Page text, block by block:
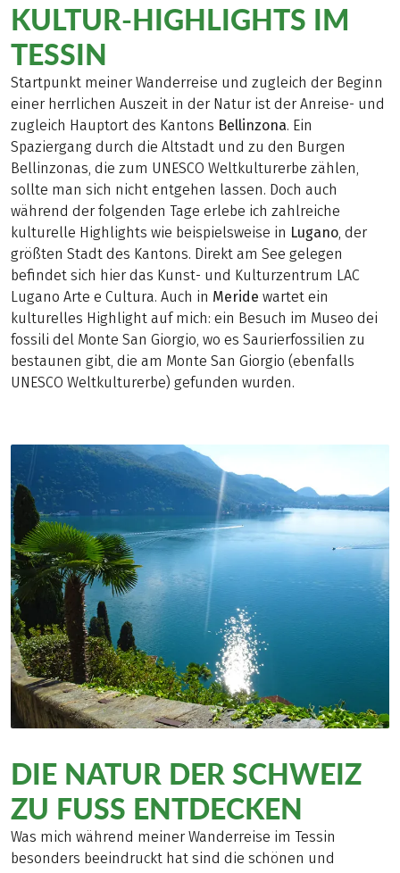
KULTUR-HIGHLIGHTS IM
TESSIN
Startpunkt meiner Wanderreise und zugleich der Beginn
einer herrlichen Auszeit in der Natur ist der Anreise- und
zugleich Hauptort des Kantons Bellinzona. Ein
Spaziergang durch die Altstadt und zu den Burgen
Bellinzonas, die zum UNESCO Weltkulturerbe zählen,
sollte man sich nicht entgehen lassen. Doch auch
während der folgenden Tage erlebe ich zahlreiche
kulturelle Highlights wie beispielsweise in Lugano , der
größten Stadt des Kantons. Direkt am See gelegen
befindet sich hier das Kunst- und Kulturzentrum LAC
Lugano Arte e Cultura. Auch in Meride wartet ein
kulturelles Highlight auf mich: ein Besuch im Museo dei
fossili del Monte San Giorgio, wo es Saurierfossilien zu
bestaunen gibt, die am Monte San Giorgio (ebenfalls
UNESCO Weltkulturerbe) gefunden wurden.
DIE NATUR DER SCHWEIZ
ZU FUSS ENTDECKEN
Was mich während meiner Wanderreise im Tessin
besonders beeindruckt hat sind die schönen und